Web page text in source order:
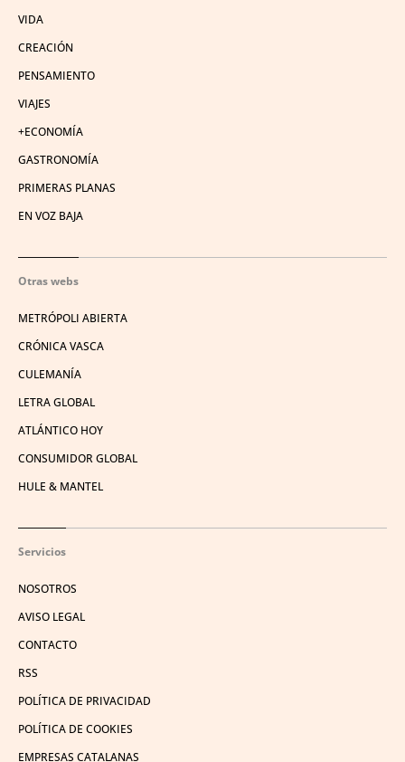
VIDA
CREACIÓN
PENSAMIENTO
VIAJES
+ECONOMÍA
GASTRONOMÍA
PRIMERAS PLANAS
EN VOZ BAJA
Otras webs
METRÓPOLI ABIERTA
CRÓNICA VASCA
CULEMANÍA
LETRA GLOBAL
ATLÁNTICO HOY
CONSUMIDOR GLOBAL
HULE & MANTEL
Servicios
NOSOTROS
AVISO LEGAL
CONTACTO
RSS
POLÍTICA DE PRIVACIDAD
POLÍTICA DE COOKIES
EMPRESAS CATALANAS